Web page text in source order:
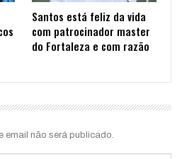
Santos está feliz da vida
com patrocinador master
do Fortaleza e com razão
email não será publicado.